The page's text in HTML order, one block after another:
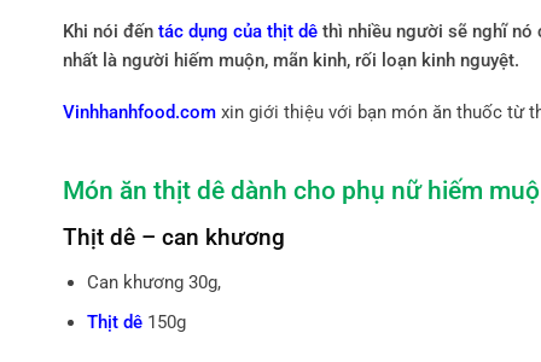
Khi nói đến tác dụng của thịt dê thì nhiều người sẽ nghĩ nó
nhất là người hiếm muộn, mãn kinh, rối loạn kinh nguyệt.
Vinhhanhfood.com xin giới thiệu với bạn món ăn thuốc từ
Món ăn thịt dê dành cho phụ nữ hiếm
Thịt dê – can khương
Can khương 30g,
Thịt dê150g